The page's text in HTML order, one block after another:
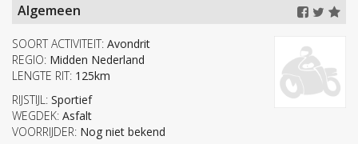
Algemeen
SOORT ACTIVITEIT: Avondrit
REGIO: Midden Nederland
LENGTE RIT: 125km
RIJSTIJL: Sportief
WEGDEK: Asfalt
VOORRIJDER: Nog niet bekend